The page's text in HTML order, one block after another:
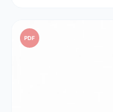
PDF